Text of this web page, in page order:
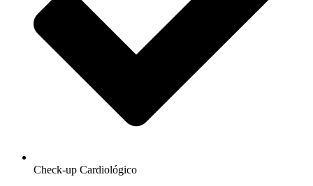
Check-up Cardiológico